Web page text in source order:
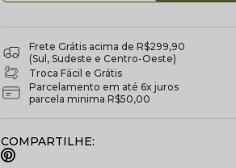
Frete Grátis acima de R$299,90
(Sul, Sudeste e Centro-Oeste)
Troca Fácil e Grátis
Parcelamento em até 6x juros
parcela minima R$50,00
COMPARTILHE: